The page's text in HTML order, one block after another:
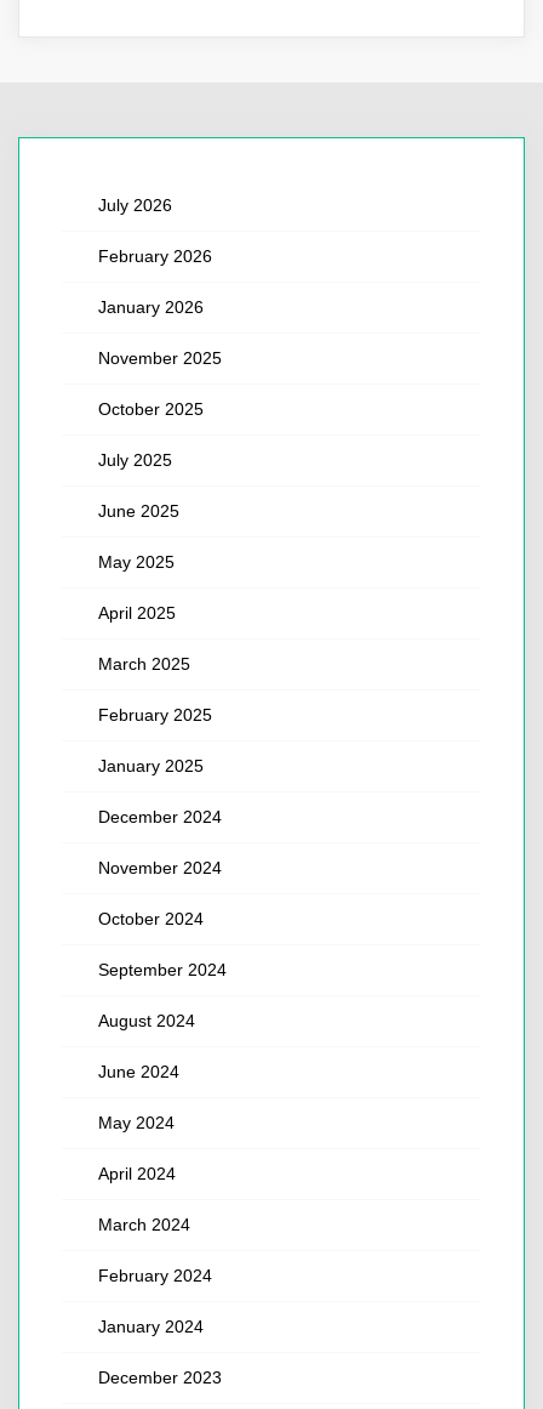
July 2026
February 2026
January 2026
November 2025
October 2025
July 2025
June 2025
May 2025
April 2025
March 2025
February 2025
January 2025
December 2024
November 2024
October 2024
September 2024
August 2024
June 2024
May 2024
April 2024
March 2024
February 2024
January 2024
December 2023